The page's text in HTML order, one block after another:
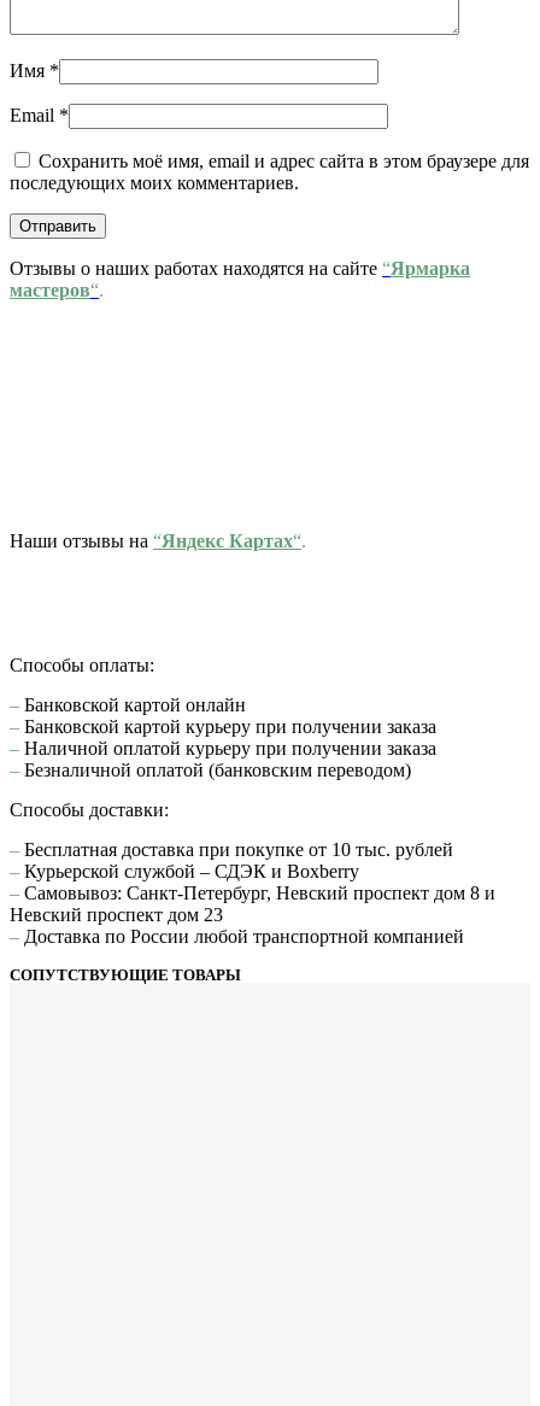
Имя *
Email *
Сохранить моё имя, email и адрес сайта в этом браузере для
последующих моих комментариев.
Отзывы о наших работах находятся на сайте “Ярмарка
мастеров“.
Наши отзывы на “Яндекс Картах“.
Способы оплаты:
– Банковской картой онлайн
– Банковской картой курьеру при получении заказа
– Наличной оплатой курьеру при получении заказа
– Безналичной оплатой (банковским переводом)
Способы доставки:
– Бесплатная доставка при покупке от 10 тыс. рублей
– Курьерской службой – СДЭК и Boxberry
– Самовывоз: Санкт-Петербург, Невский проспект дом 8 и
Невский проспект дом 23
– Доставка по России любой транспортной компанией
СОПУТСТВУЮЩИЕ ТОВАРЫ